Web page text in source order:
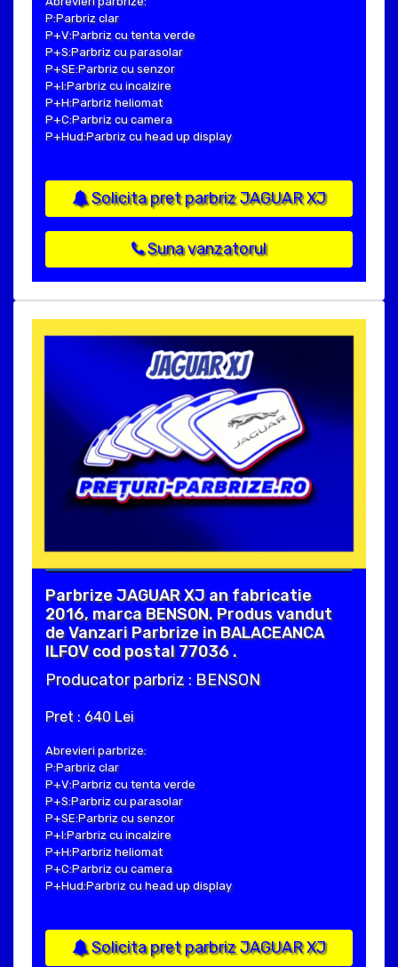
P:Parbriz clar
P+V:Parbriz cu tenta verde
P+S:Parbriz cu parasolar
P+SE:Parbriz cu senzor
P+I:Parbriz cu incalzire
P+H:Parbriz heliomat
P+C:Parbriz cu camera
P+Hud:Parbriz cu head up display
Solicita pret parbriz JAGUAR XJ
Suna vanzatorul
Parbrize JAGUAR XJ an fabricatie
2016, marca BENSON. Produs vandut
de Vanzari Parbrize in BALACEANCA
ILFOV cod postal 77036 .
Producator parbriz : BENSON
Pret : 640 Lei
Abrevieri parbrize:
P:Parbriz clar
P+V:Parbriz cu tenta verde
P+S:Parbriz cu parasolar
P+SE:Parbriz cu senzor
P+I:Parbriz cu incalzire
P+H:Parbriz heliomat
P+C:Parbriz cu camera
P+Hud:Parbriz cu head up display
Solicita pret parbriz JAGUAR XJ